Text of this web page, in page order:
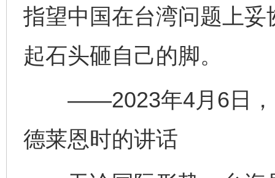
指望中国在台湾问题上
起石头砸自己的脚。
——2023年4月6日，
德莱恩时的讲话